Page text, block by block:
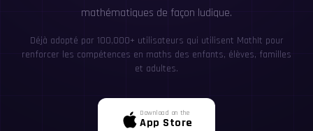
mathématiques de façon ludique.
Déjà adopté par 100,000+ utilisateurs qui utilisent MathIt pour
renforcer les compétences en maths des enfants, élèves, familles
et adultes.
Download on the
App Store